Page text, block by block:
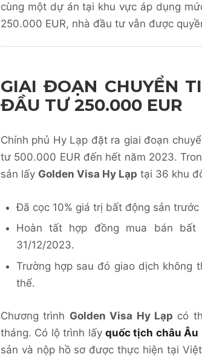
cùng một dự án tại khu vực áp dụng
250.000 EUR, nhà đầu tư vẫn được
GIAI ĐOẠN CHUYỂN
ĐẦU TƯ 250.000 EUR
Chính phủ Hy Lạp đặt ra giai đoạn
tư 500.000 EUR đến hết năm 2023.
sản lấy Golden Visa Hy Lạp tại 36 khu
Đã cọc 10% giá trị bất động sản
Hoàn tất hợp đồng mua bán bất
31/12/2023.
Trường hợp sau đó giao dịch không
thế.
Chương trình Golden Visa Hy Lạp có
tháng. Có lộ trình lấy quốc tịch châu Âu
sản và nộp hồ sơ được thực hiện tại